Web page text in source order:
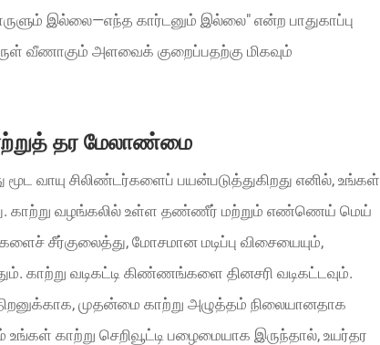
இல்லை—எந்த கார்டனும் இல்லை" என்ற பாதுகாப்பு
வீணாகும் அளவைக் குறைப்பதற்கு மிகவும்
தர மேலாண்மை
வாயு சிலிண்டர்களைப் பயன்படுத்துகிறது எனில், உங்கள்
காற்று வழங்கலில் உள்ள தண்ணீர் மற்றும் எண்ணெய் மெய்
சீர்குலைத்து, மோசமான மடிப்பு விசையையும்,
காற்று வடிகட்டி கிண்ணங்களை தினசரி வடிகட்டவும்.
முதன்மை காற்று அழுத்தம் நிலையானதாக
காற்று செறிவூட்டி பழைமையாக இருந்தால், உயர்தர